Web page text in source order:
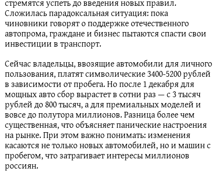
стремятся успеть до введения новых правил.
Сложилась парадоксальная ситуация: пока
чиновники говорят о поддержке отечественного
автопрома, граждане и бизнес пытаются спасти свои
инвестиции в транспорт.
Сейчас владельцы, ввозящие автомобили для личного
пользования, платят символические 3400-5200 рублей
в зависимости от пробега. Но после 1 декабря для
мощных авто сбор вырастет в сотни раз — с 3 тысяч
рублей до 800 тысяч, а для премиальных моделей и
вовсе до полутора миллионов. Разница более чем
существенная, что объясняет панические настроения
на рынке. При этом важно понимать: изменения
касаются не только новых автомобилей, но и машин с
пробегом, что затрагивает интересы миллионов
россиян.